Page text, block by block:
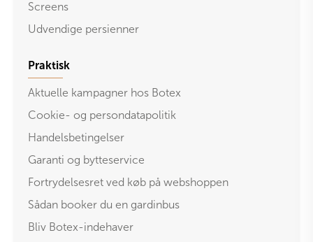
Screens
Udvendige persienner
Praktisk
Aktuelle kampagner hos Botex
Cookie- og persondatapolitik
Handelsbetingelser
Garanti og bytteservice
Fortrydelsesret ved køb på webshoppen
Sådan booker du en gardinbus
Bliv Botex-indehaver